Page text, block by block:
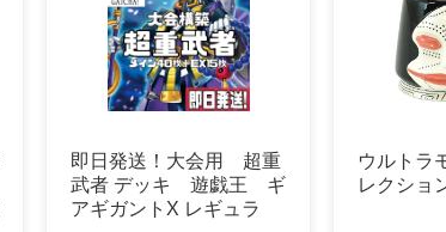
即日発送！大会用 超重
武者 デッキ 遊戯王 ギ
アギガントX レギュラ
ウルトラ
レクショ